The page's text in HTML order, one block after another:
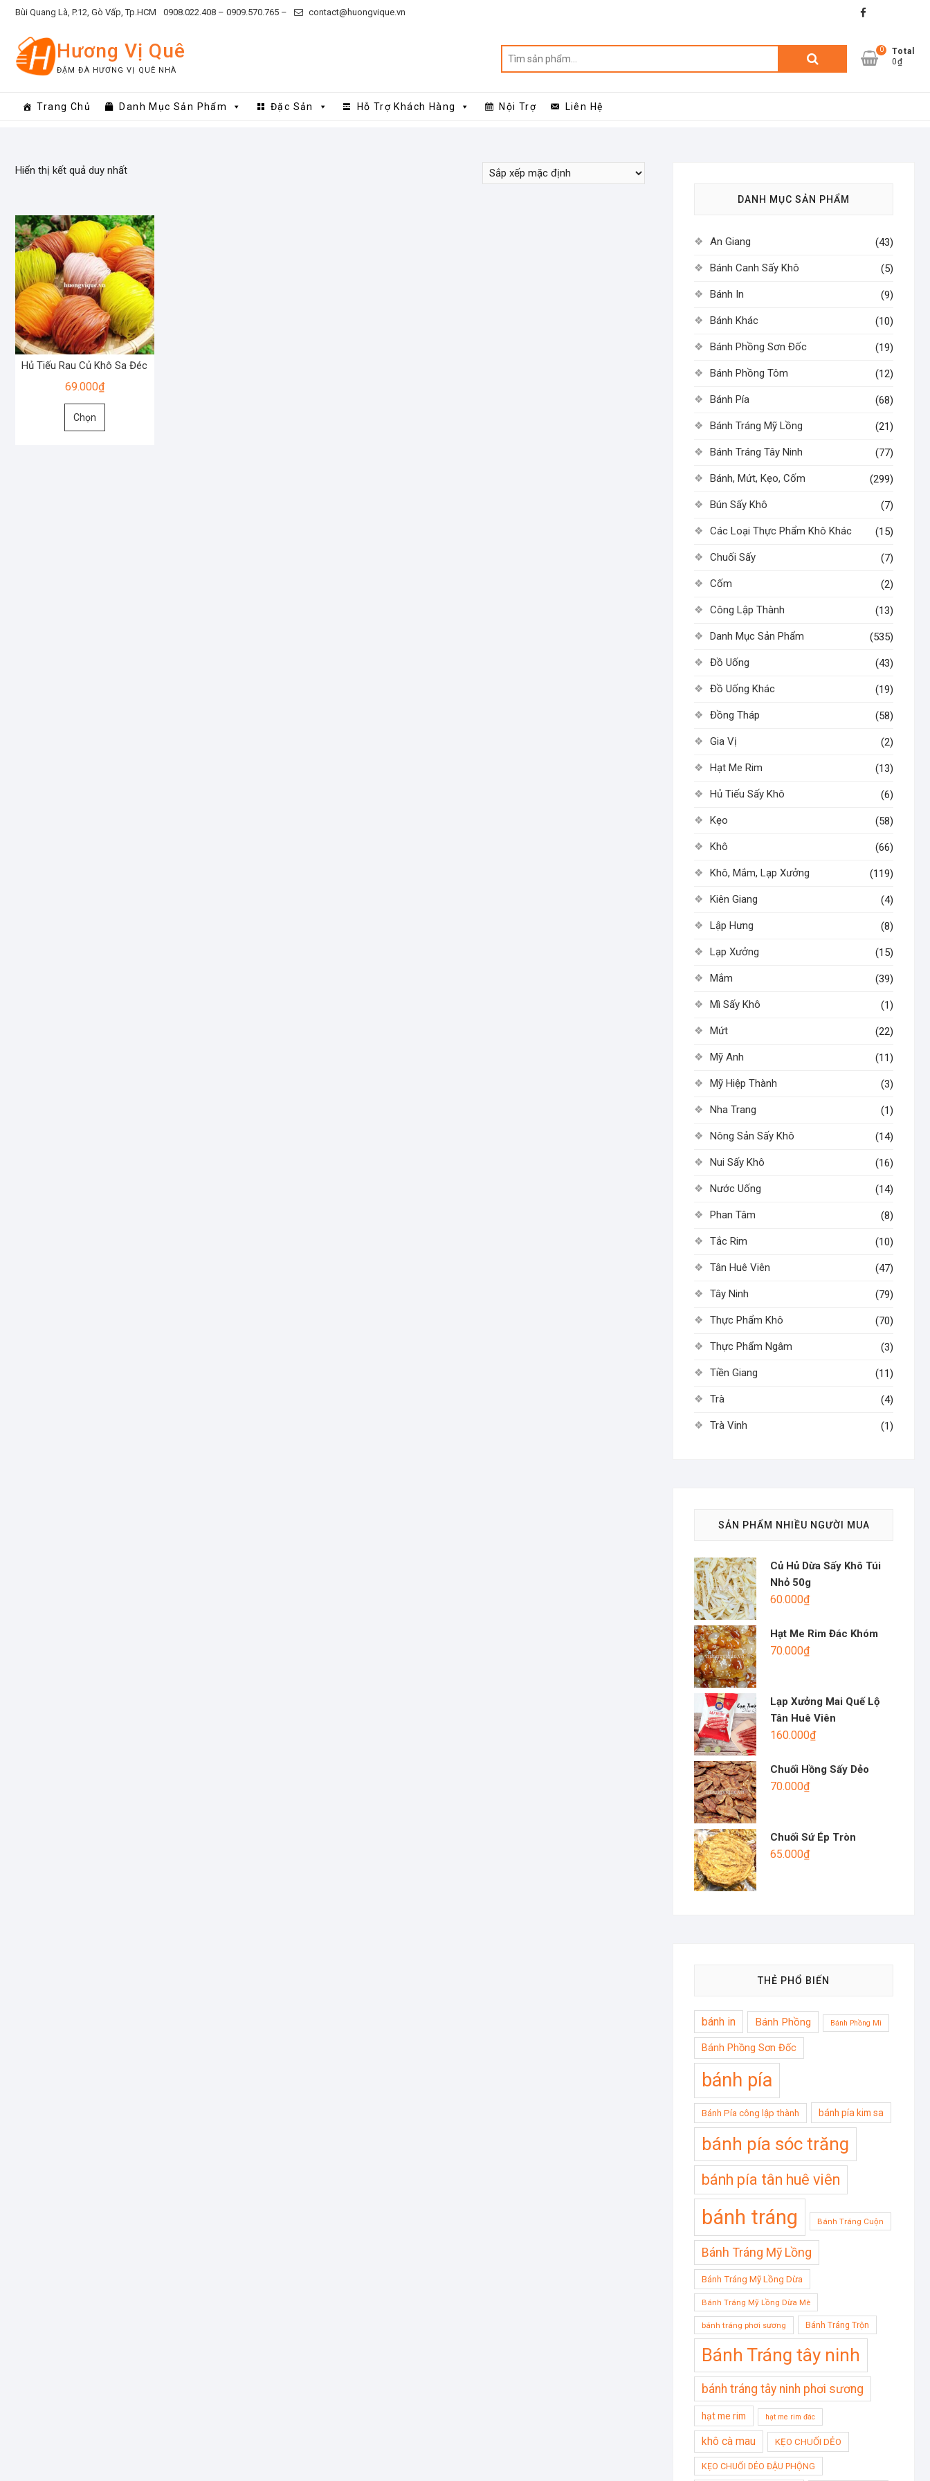
Skip
content
Bùi Quang Là, P.12, Gò Vấp, Tp.HCM 0908.022.408 – 0909.570.765 – contact@huongvique.vn facebook
Hương Vị Quê
ĐẬM ĐÀ HƯƠNG VỊ QUÊ NHÀ
0
Total
0₫
Trang Chủ Danh Mục Sản Phẩm Đặc Sản Hỗ Trợ Khách Hàng Nội Trợ Liên Hệ
Hiển thị kết quả duy nhất
Hủ Tiếu Rau Củ Khô Sa Đéc
69.000₫
Chọn
Sản
DANH MỤC SẢN PHẨM
An Giang (43)
Bánh Canh Sấy Khô (5)
Bánh In (9)
Bánh Khác (10)
Bánh Phồng Sơn Đốc (19)
Bánh Phồng Tôm (12)
Bánh Pía (68)
Bánh Tráng Mỹ Lồng (21)
Bánh Tráng Tây Ninh (77)
Bánh, Mứt, Kẹo, Cốm (299)
Bún Sấy Khô (7)
Các Loại Thực Phẩm Khô Khác (15)
Chuối Sấy (7)
Cốm (2)
Công Lập Thành (13)
Danh Mục Sản Phẩm (535)
Đồ Uống (43)
Đồ Uống Khác (19)
Đồng Tháp (58)
Gia Vị (2)
Hạt Me Rim (13)
Hủ Tiếu Sấy Khô (6)
Kẹo (58)
Khô (66)
Khô, Mắm, Lạp Xưởng (119)
Kiên Giang (4)
Lập Hưng (8)
Lạp Xưởng (15)
Mắm (39)
Mì Sấy Khô (1)
Mứt (22)
Mỹ Anh (11)
Mỹ Hiệp Thành (3)
Nha Trang (1)
Nông Sản Sấy Khô (14)
Nui Sấy Khô (16)
Nước Uống (14)
Phan Tâm (8)
Tắc Rim (10)
Tân Huê Viên (47)
Tây Ninh (79)
Thực Phẩm Khô (70)
Thực Phẩm Ngâm (3)
Tiền Giang (11)
Trà (4)
Trà Vinh (1)
SẢN PHẨM NHIỀU NGƯỜI MUA
Củ Hủ Dừa Sấy Khô Túi
Nhỏ 50g
60.000₫
Hạt Me Rim Đác Khóm
70.000₫
Lạp Xưởng Mai Quế Lộ
Tân Huê Viên
160.000₫
Chuối Hồng Sấy Dẻo
70.000₫
Chuối Sứ Ép Tròn
65.000₫
THẺ PHỔ BIẾN
bánh in Bánh Phồng Bánh Phồng Mì
Bánh Phồng Sơn Đốc
bánh pía
Bánh Pía công lập thành bánh pía kim sa
bánh pía sóc trăng
bánh pía tân huê viên
bánh tráng Bánh Tráng Cuộn
Bánh Tráng Mỹ Lồng
Bánh Tráng Mỹ Lồng Dừa
Bánh Tráng Mỹ Lồng Dừa Mè
bánh tráng phơi sương Bánh Tráng Trộn
Bánh Tráng tây ninh
bánh tráng tây ninh phơi sương
hạt me rim hạt me rim đác
khô cà mau KẸO CHUỐI DẺO
KẸO CHUỐI DẺO ĐẬU PHỘNG